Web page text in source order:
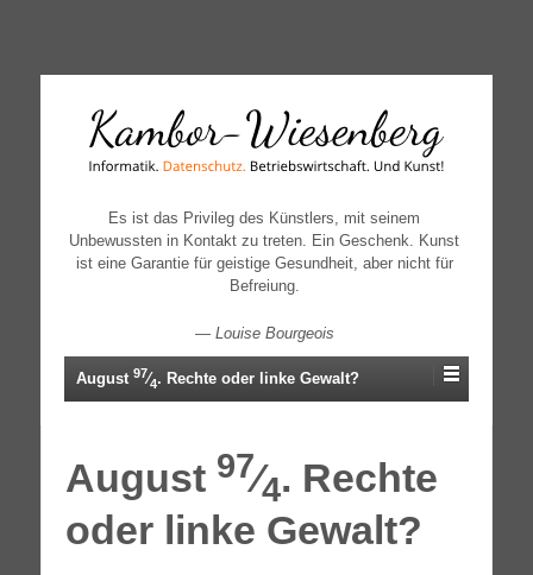
↓
CONTENT
Es ist das Privileg des Künstlers, mit seinem
Unbewussten in Kontakt zu treten. Ein Geschenk. Kunst
ist eine Garantie für geistige Gesundheit, aber nicht für
Befreiung.
— Louise Bourgeois
August 97⁄4. Rechte oder linke Gewalt?
August 97⁄4. Rechte
oder linke Gewalt?